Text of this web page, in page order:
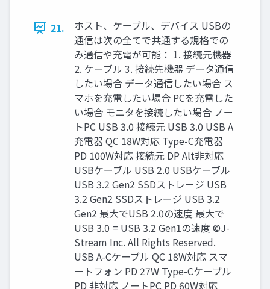
21.
ホスト、ケーブル、デバイス USBの
通信は次の全てで共通する規格での
み通信や充電が可能： 1. 接続元機器
2. ケーブル 3. 接続先機器 データ通信
したい場合 データ通信したい場合 ス
マホを充電したい場合 PCを充電した
い場合 モニタを接続したい場合 ノー
トPC USB 3.0 接続元 USB 3.0 USB A
充電器 QC 18W対応 Type-C充電器
PD 100W対応 接続元 DP Alt非対応
USBケーブル USB 2.0 USBケーブル
USB 3.2 Gen2 SSDストレージ USB
3.2 Gen2 SSDストレージ USB 3.2
Gen2 最大でUSB 2.0の速度 最大で
USB 3.0 = USB 3.2 Gen1の速度 ©J-
Stream Inc. All Rights Reserved.
USB A-Cケーブル QC 18W対応 スマ
ートフォン PD 27W Type-Cケーブル
PD 非対応 ノートPC PD 60W対応